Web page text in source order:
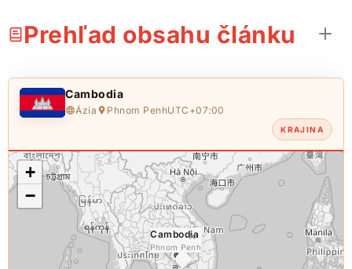
Prehľad obsahu článku
Cambodia
Ázia Phnom PenhUTC+07:00
KRAJINA
Cambodia
Phnom Penh
×
+
−